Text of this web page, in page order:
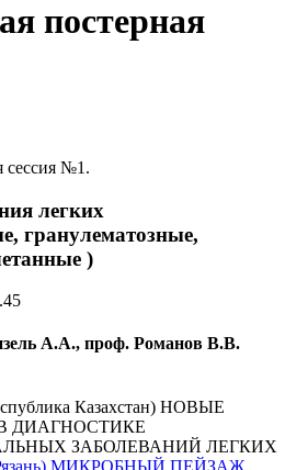
постерная
сессия №1.
легких
гранулематозные,
)
А.А., проф. Романов В.В.
Казахстан) НОВЫЕ
ДИАГНОСТИКЕ
ЗАБОЛЕВАНИЙ ЛЕГКИХ
Рязань) МИКРОБНЫЙ ПЕЙЗАЖ